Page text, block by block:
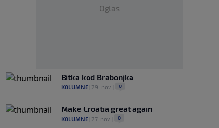
Oglas
Bitka kod Brabonjka
KOLUMNE 29. nov. 0
Make Croatia great again
KOLUMNE 27. nov. 0